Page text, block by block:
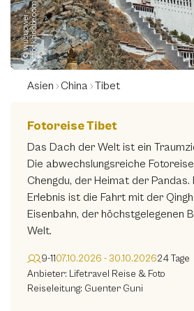
©
w
u
s
u
o
w
e
i
-
s
t
o
c
k.
a
d
o
b
e.
c
om
Asien China Tibet
Fotoreise Tibet
Das Dach der Welt ist ein
Die abwechslungsreiche
Chengdu, der Heimat der Pandas.
Erlebnis ist die Fahrt mit der
Eisenbahn, der höchstgelegenen
Welt.
9-1107.10.2026 - 30.10.202624 Tage
Anbieter: Lifetravel Reise & Foto
Reiseleitung: Guenter Guni